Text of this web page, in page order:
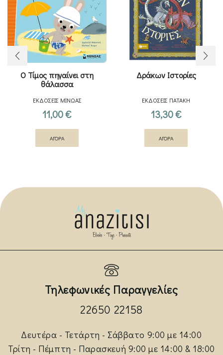
Ο Τίμος πηγαίνει στη
θάλασσα
ΕΚΔΟΣΕΙΣ ΜΙΝΩΑΣ
11,00€
ΑΓΟΡΑ
Δράκων Ιστορίες
ΕΚΔΟΣΕΙΣ ΠΑΤΑΚΗ
13,30€
ΑΓΟΡΑ
Τηλεφωνικές Παραγγελίες
22650 22158
Δευτέρα - Τετάρτη - Σάββατο 9:00 με 14:00
Τρίτη - Πέμπτη - Παρασκευή 9:00 με 14:00 & 18:00